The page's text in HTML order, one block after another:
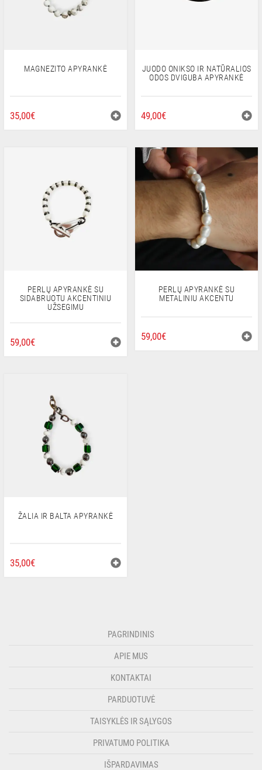
MAGNEZITO APYRANKĖ
35,00€
JUODO ONIKSO IR NATŪRALIOS
ODOS DVIGUBA APYRANKĖ
49,00€
PERLŲ APYRANKĖ SU
SIDABRUOTU AKCENTINIU
UŽSEGIMU
59,00€
PERLŲ APYRANKĖ SU
METALINIU AKCENTU
59,00€
ŽALIA IR BALTA APYRANKĖ
35,00€
PAGRINDINIS
APIE MUS
KONTAKTAI
PARDUOTUVĖ
TAISYKLĖS IR SĄLYGOS
PRIVATUMO POLITIKA
IŠPARDAVIMAS